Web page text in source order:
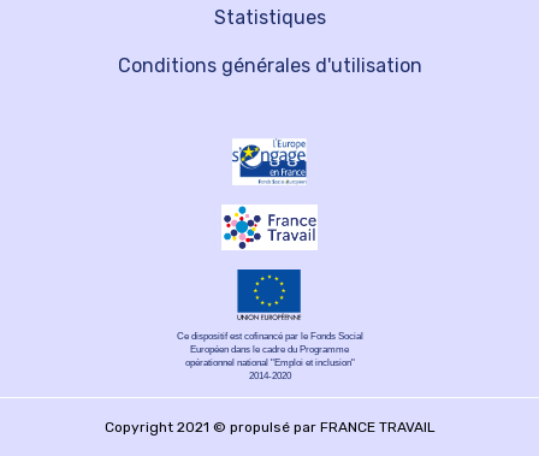
Statistiques
Conditions générales d'utilisation
Ce dispositif est cofinancé par le Fonds Social
Européen dans le cadre du Programme
opérationnel national "Emploi et inclusion"
2014-2020
Copyright 2021 © propulsé par FRANCE TRAVAIL